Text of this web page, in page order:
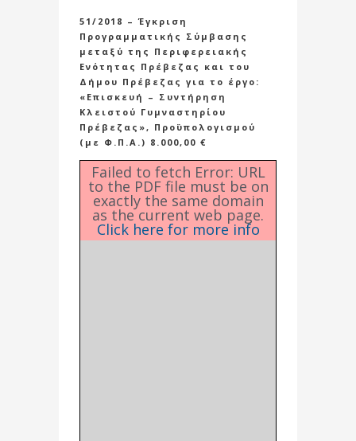
51/2018 – Έγκριση
Προγραμματικής Σύμβασης
μεταξύ της Περιφερειακής
Ενότητας Πρέβεζας και του
Δήμου Πρέβεζας για το έργο:
«Eπισκευή – Συντήρηση
Κλειστού Γυμναστηρίου
Πρέβεζας», Προϋπολογισμού
(με Φ.Π.Α.) 8.000,00 €
Failed to fetch Error: URL
to the PDF file must be on
exactly the same domain
as the current web page.
Click here for more info